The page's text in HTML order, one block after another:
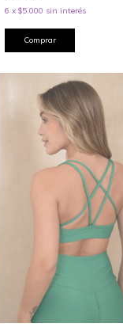
6 x $5.000 sin interés
Comprar